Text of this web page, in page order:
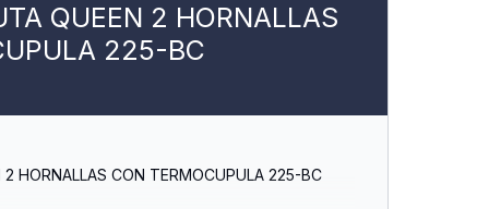
QUEEN 2 HORNALLAS
225-BC
HORNALLAS CON TERMOCUPULA 225-BC